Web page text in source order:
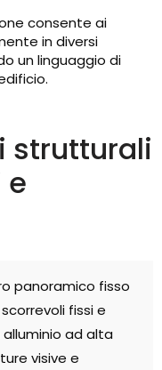
consente ai
in diversi
un linguaggio di
strutturali
e
panoramico fisso
fissi e
ad alta
visive e